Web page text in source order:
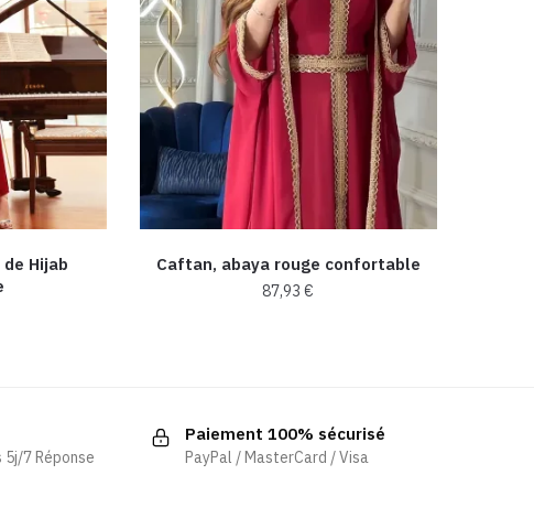
Hijab
Caftan, abaya rouge confortable
87,93€
variations.
7 Réponse
Paiement 100% sécurisé
PayPal / MasterCard / Visa